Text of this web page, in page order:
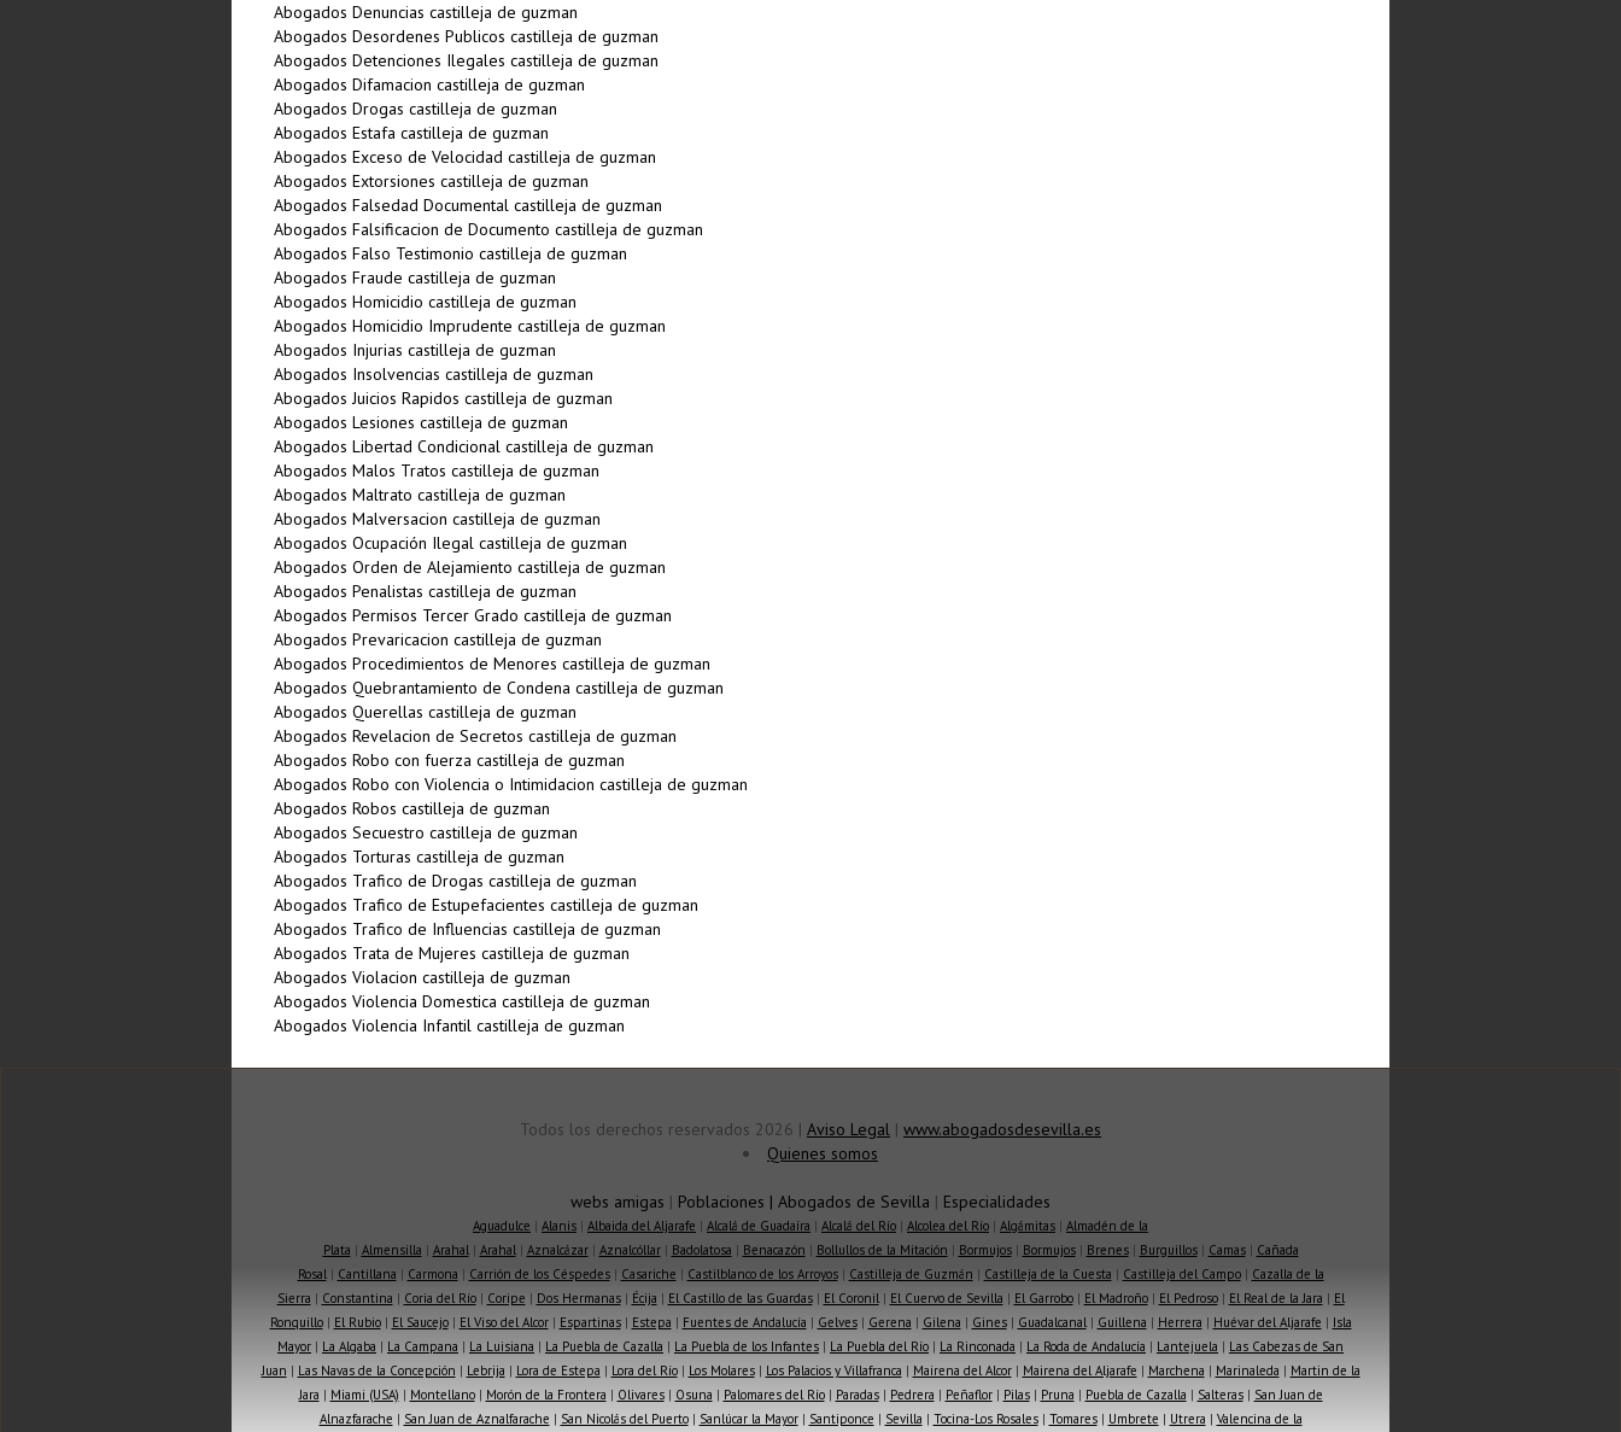
Abogados Denuncias castilleja de guzman
Abogados Desordenes Publicos castilleja de guzman
Abogados Detenciones Ilegales castilleja de guzman
Abogados Difamacion castilleja de guzman
Abogados Drogas castilleja de guzman
Abogados Estafa castilleja de guzman
Abogados Exceso de Velocidad castilleja de guzman
Abogados Extorsiones castilleja de guzman
Abogados Falsedad Documental castilleja de guzman
Abogados Falsificacion de Documento castilleja de guzman
Abogados Falso Testimonio castilleja de guzman
Abogados Fraude castilleja de guzman
Abogados Homicidio castilleja de guzman
Abogados Homicidio Imprudente castilleja de guzman
Abogados Injurias castilleja de guzman
Abogados Insolvencias castilleja de guzman
Abogados Juicios Rapidos castilleja de guzman
Abogados Lesiones castilleja de guzman
Abogados Libertad Condicional castilleja de guzman
Abogados Malos Tratos castilleja de guzman
Abogados Maltrato castilleja de guzman
Abogados Malversacion castilleja de guzman
Abogados Ocupación Ilegal castilleja de guzman
Abogados Orden de Alejamiento castilleja de guzman
Abogados Penalistas castilleja de guzman
Abogados Permisos Tercer Grado castilleja de guzman
Abogados Prevaricacion castilleja de guzman
Abogados Procedimientos de Menores castilleja de guzman
Abogados Quebrantamiento de Condena castilleja de guzman
Abogados Querellas castilleja de guzman
Abogados Revelacion de Secretos castilleja de guzman
Abogados Robo con fuerza castilleja de guzman
Abogados Robo con Violencia o Intimidacion castilleja de guzman
Abogados Robos castilleja de guzman
Abogados Secuestro castilleja de guzman
Abogados Torturas castilleja de guzman
Abogados Trafico de Drogas castilleja de guzman
Abogados Trafico de Estupefacientes castilleja de guzman
Abogados Trafico de Influencias castilleja de guzman
Abogados Trata de Mujeres castilleja de guzman
Abogados Violacion castilleja de guzman
Abogados Violencia Domestica castilleja de guzman
Abogados Violencia Infantil castilleja de guzman
Todos los derechos reservados 2026 | Aviso Legal | www.abogadosdesevilla.es
Quienes somos
webs amigas | Poblaciones | Abogados de Sevilla | Especialidades
Aguadulce | Alanis | Albaida del Aljarafe | Alcalá de Guadaíra | Alcalá del Río | Alcolea del Río | Algámitas | Almadén de la
Plata | Almensilla | Arahal| Arahal| Aznalcázar| Aznalcóllar| Badolatosa | Benacazón | Bollullos de la Mitación | Bormujos| Bormujos| Brenes| Burguillos| Camas| Cañada
Rosal| Cantillana | Carmona | Carrión de los Céspedes| Casariche | Castilblanco de los Arroyos| Castilleja de Guzmán | Castilleja de la Cuesta | Castilleja del Campo| Cazalla de la
Sierra | Constantina | Coria del Río| Coripe | Dos Hermanas| Écija | El Castillo de las Guardas| El Coronil| El Cuervo de Sevilla | El Garrobo| El Madroño| El Pedroso| El Real de la Jara | El
Ronquillo| El Rubio| El Saucejo| El Viso del Alcor| Espartinas| Estepa | Fuentes de Andalucía | Gelves| Gerena | Gilena | Gines| Guadalcanal| Guillena | Herrera | Huévar del Aljarafe | Isla
Mayor | La Algaba | La Campana | La Luisiana | La Puebla de Cazalla | La Puebla de los Infantes | La Puebla del Río | La Rinconada | La Roda de Andalucía | Lantejuela | Las Cabezas de San
Juan | Las Navas de la Concepción | Lebrija | Lora de Estepa | Lora del Río| Los Molares| Los Palacios y Villafranca | Mairena del Alcor| Mairena del Aljarafe | Marchena | Marinaleda | Martin de la
Jara | Miami (USA) | Montellano| Morón de la Frontera | Olivares| Osuna | Palomares del Río| Paradas| Pedrera | Peñaflor| Pilas| Pruna | Puebla de Cazalla | Salteras| San Juan de
Alnazfarache | San Juan de Aznalfarache | San Nicolás del Puerto| Sanlúcar la Mayor| Santiponce | Sevilla | Tocina-Los Rosales| Tomares| Umbrete | Utrera | Valencina de la